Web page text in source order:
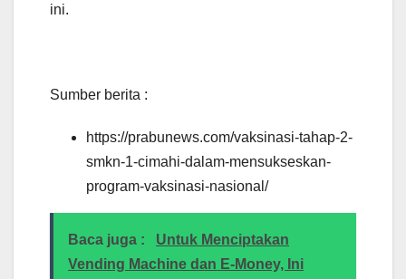
ini.
Sumber berita :
https://prabunews.com/vaksinasi-tahap-2-
smkn-1-cimahi-dalam-mensukseskan-
program-vaksinasi-nasional/
Baca juga :
Untuk Menciptakan
Vending Machine dan E-Money, Ini